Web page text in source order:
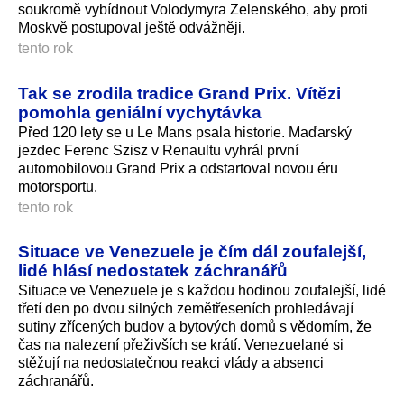
soukromě vybídnout Volodymyra Zelenského, aby proti
Moskvě postupoval ještě odvážněji.
tento rok
Tak se zrodila tradice Grand Prix. Vítězi
pomohla geniální vychytávka
Před 120 lety se u Le Mans psala historie. Maďarský
jezdec Ferenc Szisz v Renaultu vyhrál první
automobilovou Grand Prix a odstartoval novou éru
motorsportu.
tento rok
Situace ve Venezuele je čím dál zoufalejší,
lidé hlásí nedostatek záchranářů
Situace ve Venezuele je s každou hodinou zoufalejší, lidé
třetí den po dvou silných zemětřeseních prohledávají
sutiny zřícených budov a bytových domů s vědomím, že
čas na nalezení přeživších se krátí. Venezuelané si
stěžují na nedostatečnou reakci vlády a absenci
záchranářů.